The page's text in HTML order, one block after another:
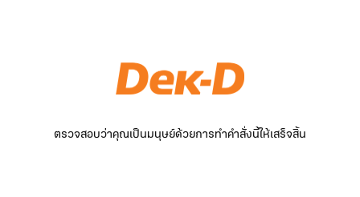
ตรวจสอบว่าคุณเป็นมนุษย์ด้วยการทำคำสั่งนี้ให้เสร็จสิ้น